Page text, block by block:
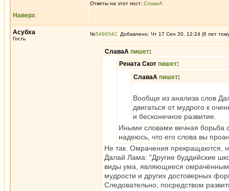
Ответы на этот пост: СлаваА
Наверх
Асубха
Гость
№549654 Добавлено: Чт 17 Сен 20, 12:24 (6 лет
СлаваА пишет:
Рената Скот пишет:
СлаваА пишет:
Вообще из анализа слов
двигаться от мудрого к
и бесконечное развитие.
Иными словами вечная борьба
надеюсь, что его слова вы
Не так. Омрачения прекращаются,
Далай Лама: "Другие буддийские
виды ума, являющиеся
мудрости и других достоверных
Следовательно, посредством